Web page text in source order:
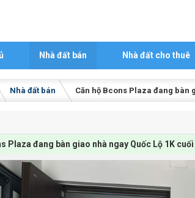
Nhà đất bán Nhà đất cho thuê
Nhà đất bán Căn hộ Bcons Plaza đang bàn
Plaza đang bàn giao nhà ngay Quốc Lộ 1K